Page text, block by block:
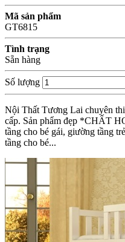
Mã sản phẩm
GT6815
Tình trạng
Sẵn hàng
Số lượng
Nội Thất Tương Lai chuyên
cấp. Sản phẩm đẹp *CHẤT
tầng cho bé gái, giường tầng
tầng cho bé...